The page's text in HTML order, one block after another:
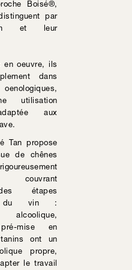
Boisé®,
par
et leur
en oeuvre, ils
dans
utilisation
aux
Tan propose
de chênes
couvrant
étapes
du vin :
alcoolique,
mise en
ont un
propre,
le travail